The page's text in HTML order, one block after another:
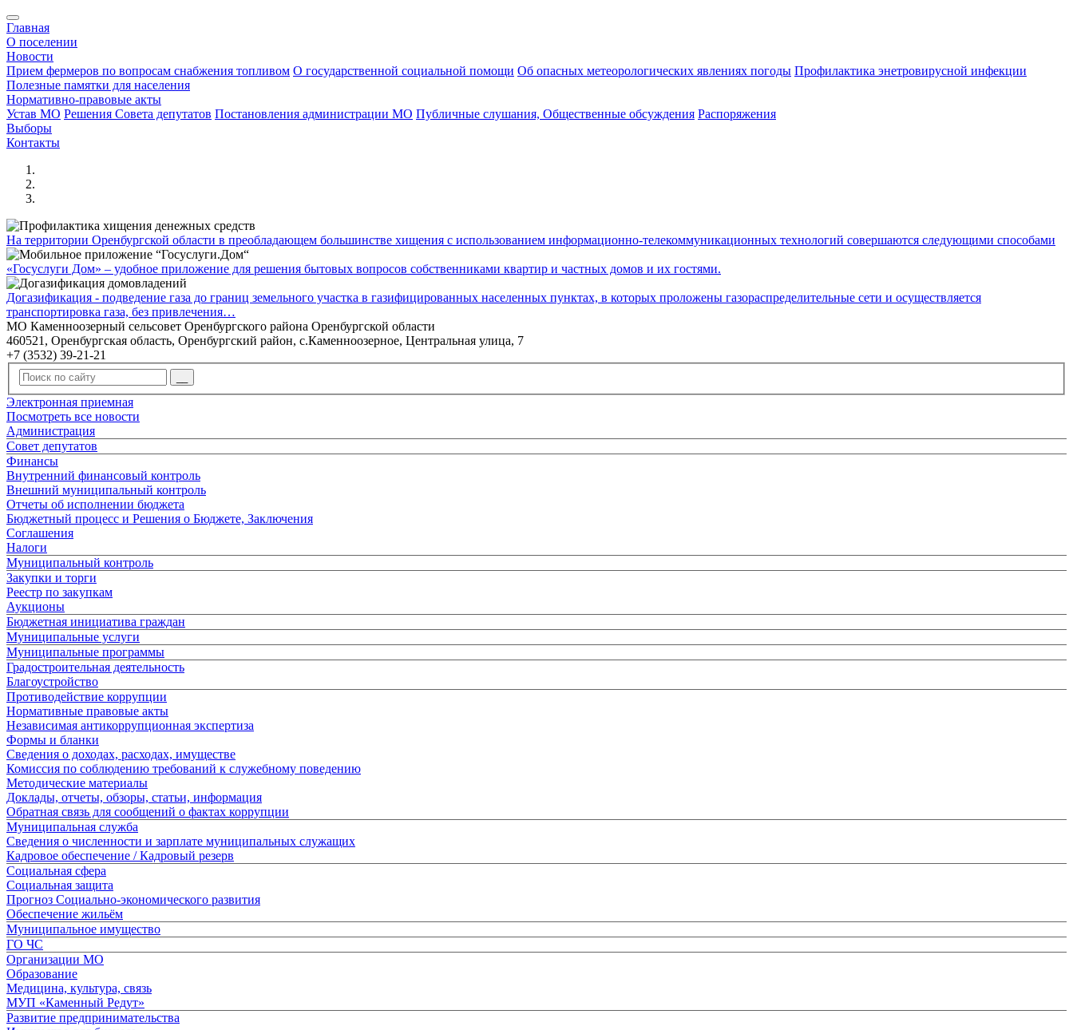
Главная
О поселении
Новости
Прием фермеров по вопросам снабжения топливом О государственной социальной помощи Об опасных метеорологических явлениях погоды Профилактика энетровирусной инфекции
Полезные памятки для населения
Нормативно-правовые акты
Устав МО Решения Совета депутатов Постановления администрации МО Публичные слушания, Общественные обсуждения Распоряжения
Выборы
Контакты
На территории Оренбургской области в преобладающем большинстве хищения с использованием информационно-телекоммуникационных технологий совершаются следующими способами
«Госуслуги Дом» – удобное приложение для решения бытовых вопросов собственниками квартир и частных домов и их гостями.
Догазификация - подведение газа до границ земельного участка в газифицированных населенных пунктах, в которых проложены газораспределительные сети и осуществляется
транспортировка газа, без привлечения…
МО Каменноозерный сельсовет Оренбургского района Оренбургской области
460521, Оренбургская область, Оренбургский район, с.Каменноозерное, Центральная улица, 7
+7 (3532) 39-21-21
Электронная приемная
Посмотреть все новости
Администрация
Совет депутатов
Финансы
Внутренний финансовый контроль
Внешний муниципальный контроль
Отчеты об исполнении бюджета
Бюджетный процесс и Решения о Бюджете, Заключения
Соглашения
Налоги
Муниципальный контроль
Закупки и торги
Реестр по закупкам
Аукционы
Бюджетная инициатива граждан
Муниципальные услуги
Муниципальные программы
Градостроительная деятельность
Благоустройство
Противодействие коррупции
Нормативные правовые акты
Независимая антикоррупционная экспертиза
Формы и бланки
Сведения о доходах, расходах, имуществе
Комиссия по соблюдению требований к служебному поведению
Методические материалы
Доклады, отчеты, обзоры, статьи, информация
Обратная связь для сообщений о фактах коррупции
Муниципальная служба
Сведения о численности и зарплате муниципальных служащих
Кадровое обеспечение / Кадровый резерв
Социальная сфера
Социальная защита
Прогноз Социально-экономического развития
Обеспечение жильём
Муниципальное имущество
ГО ЧС
Организации МО
Образование
Медицина, культура, связь
МУП «Каменный Редут»
Развитие предпринимательства